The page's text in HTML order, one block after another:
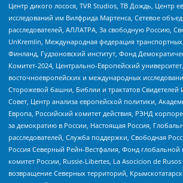
Центр дикого лосося, TVR Studios, ТВ Дождь, Центр
исследований им Вилфрида Мартенса, Сетевое
расследователей, АЛЛАТРА, За свободную Россию,
UnKremlin, Международная федерация
Финланд, Гудзоновский институт, Фонд
Комитет-2024, Центрально-Европейский
восточноевропейских и международных
Сторожевой башни, Библии и трактатов Свидетелей
Совет, Центр анализа европейской политики,
Европа, Российский комитет действия, РЭНД
за демократию в России, Настоящая Россия,
расследователей, Служба поддержки, Свободная
Россия Северный Рейн-Вестфалия, Фонд
комитет России, Russie-Libertes, La Asocicion de
возвращение Северных территорий,